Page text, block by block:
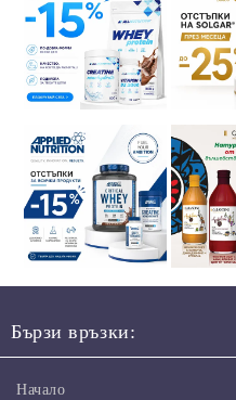
Бързи връзки:
Начало